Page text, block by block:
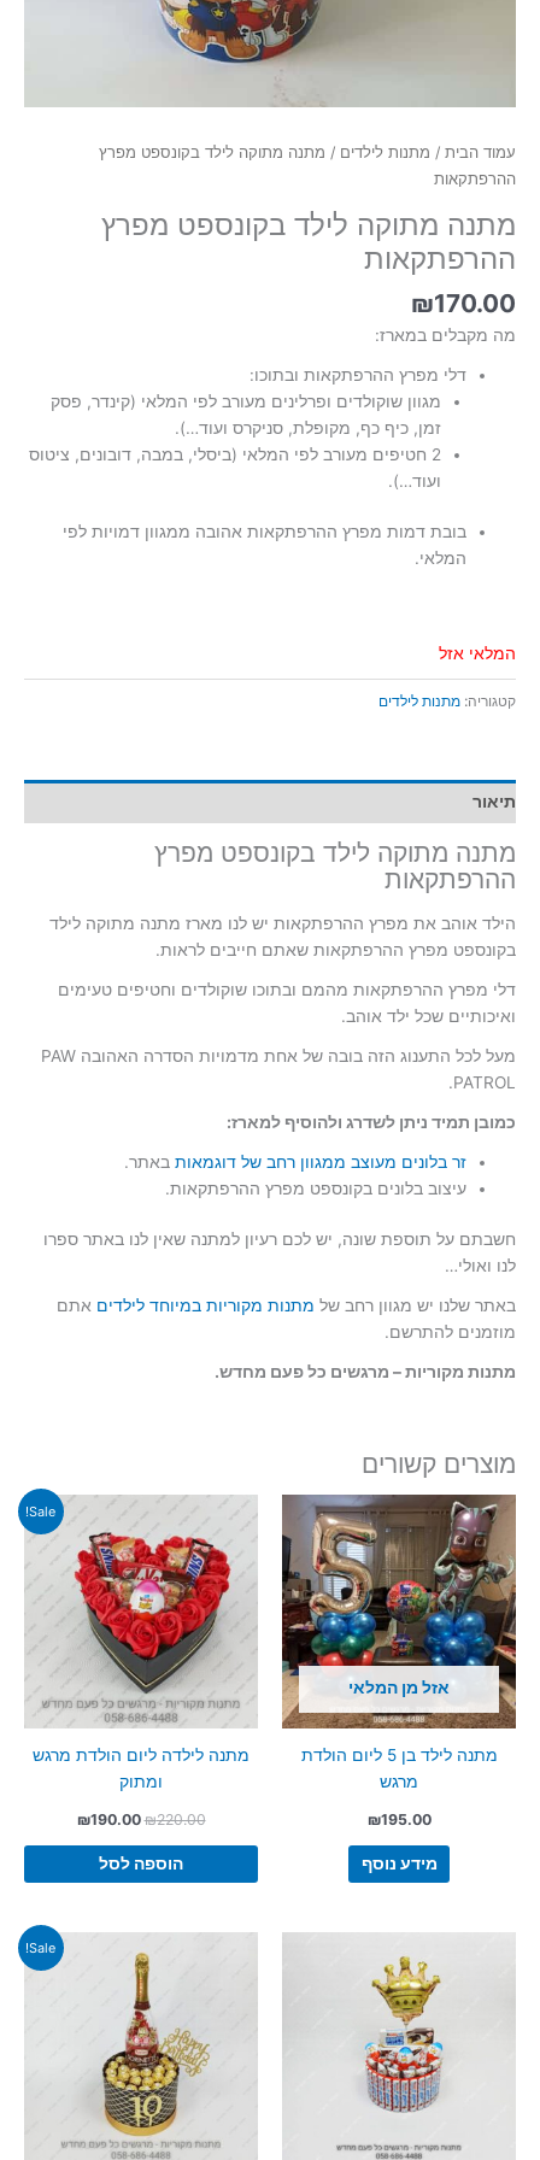
עמוד הבית / מתנות לילדים / מתנה מתוקה לילד בקונספט מפרץ
ההרפתקאות
מתנה מתוקה לילד בקונספט מפרץ
ההרפתקאות
₪170.00
מה מקבלים במארז:
דלי מפרץ ההרפתקאות ובתוכו:
מגוון שוקולדים ופרלינים מעורב לפי המלאי (קינדר, פסק
זמן, כיף כף, מקופלת, סניקרס ועוד…).
2 חטיפים מעורב לפי המלאי (ביסלי, במבה, דובונים, ציטוס
ועוד…).
בובת דמות מפרץ ההרפתקאות אהובה ממגוון דמויות לפי
המלאי.
המלאי אזל
קטגוריה: מתנות לילדים
תיאור
מתנה מתוקה לילד בקונספט מפרץ
ההרפתקאות
הילד אוהב את מפרץ ההרפתקאות יש לנו מארז מתנה מתוקה לילד
בקונספט מפרץ ההרפתקאות שאתם חייבים לראות.
דלי מפרץ ההרפתקאות מהמם ובתוכו שוקולדים וחטיפים טעימים
ואיכותיים שכל ילד אוהב.
מעל לכל התענוג הזה בובה של אחת מדמויות הסדרה האהובה PAW
PATROL.
כמובן תמיד ניתן לשדרג ולהוסיף למארז:
זר בלונים מעוצב ממגוון רחב של דוגמאות באתר.
עיצוב בלונים בקונספט מפרץ ההרפתקאות.
חשבתם על תוספת שונה, יש לכם רעיון למתנה שאין לנו באתר ספרו
לנו ואולי…
באתר שלנו יש מגוון רחב של מתנות מקוריות במיוחד לילדים אתם
מוזמנים להתרשם.
מתנות מקוריות – מרגשים כל פעם מחדש.
מוצרים קשורים
אזל מן המלאי
מתנה לילד בן 5 ליום הולדת
מרגש
₪195.00
מידע נוסף
Sale!
מתנה לילדה ליום הולדת מרגש
ומתוק
₪220.00
המחיר
היה:
₪190.00
המחיר
₪190.00.
הוספה לסל
Sale!